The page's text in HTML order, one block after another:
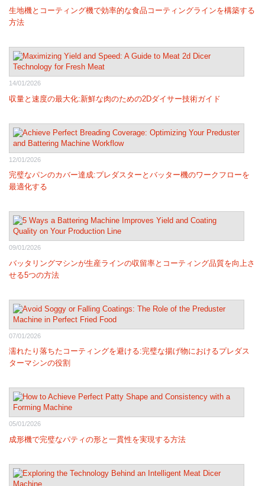
生地機とコーティング機で効率的な食品コーティングラインを構築する
方法
14/01/2026
収量と速度の最大化:新鮮な肉のための2Dダイサー技術ガイド
12/01/2026
完璧なパンのカバー達成:プレダスターとバッター機のワークフローを
最適化する
09/01/2026
バッタリングマシンが生産ラインの収留率とコーティング品質を向上さ
せる5つの方法
07/01/2026
濡れたり落ちたコーティングを避ける:完璧な揚げ物におけるプレダス
ターマシンの役割
05/01/2026
成形機で完璧なパティの形と一貫性を実現する方法